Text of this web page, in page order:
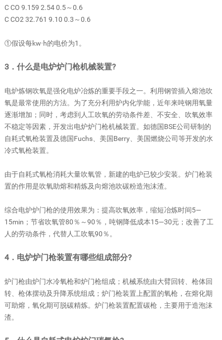
C CO 9.159 2.54 0.5～0.6
C CO2 32.761 9.10 0.3～0.6
①假设每kw·h的电价为1。
3．什么是电炉炉门枪机械装置?
电炉炼钢吹氧是强化电炉冶炼的重要手段之一。利用钢管插入熔池吹
氧是最常使用的方法。为了充分利用炉内化学能，近年来吨钢用氧量
逐渐增加；同时，考虑到人工吹氧的劳动条件差、不安全、吹氧效率
不稳定等因素，开发出电炉炉门枪机械装置。如德国BSE公司研制的
自耗式氧枪装置及德国Fuchs、美国Berry、美国燃烧公司等开发的水
冷式氧枪装置。
由于自耗式氧枪消耗大量吹氧管，新建的电炉已较少安装。炉门枪装
置的作用是吹氧助熔和精炼及向熔池吹碳粉造泡沫渣。
综合电炉炉门枪的使用效果为：提高吹氧效率，缩短冶炼时间5—
15min；节省吹氧管80％～90％，吨钢降低成本15—30元；改善了工
人的劳动条件，代替人工吹氧90％。
4．电炉炉门枪装置有哪些组成部分?
炉门枪由炉门水冷氧枪和炉门枪组成；机械系统由大臂回转、枪体回
转、枪体摆动及升降系统组成；炉门枪装置上配置的氧枪，在熔化期
可助熔，氧化期可脱碳精炼。炉门枪装置配置碳枪，主要用于造泡沫
渣。